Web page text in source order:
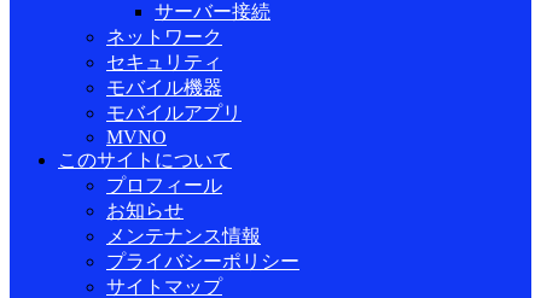
サーバー接続
ネットワーク
セキュリティ
モバイル機器
モバイルアプリ
MVNO
このサイトについて
プロフィール
お知らせ
メンテナンス情報
プライバシーポリシー
サイトマップ